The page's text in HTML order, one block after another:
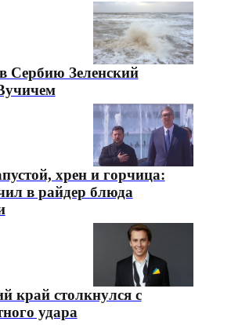
Сербию Зеленский
хрен и горчица:
в райдер блюда
край столкнулся с
удара